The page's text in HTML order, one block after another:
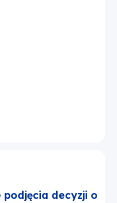
podjęcia decyzji o